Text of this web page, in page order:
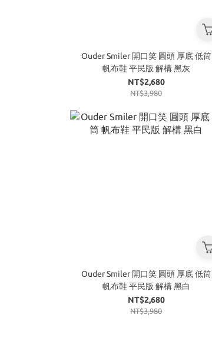
Ouder Smiler 開口笑 圓頭 厚底 低筒
帆布鞋 平民版 解構 黑灰
NT$2,680
NT$3,980
Ouder Smiler 開口笑 圓頭 厚底 低筒
帆布鞋 平民版 解構 黑白
NT$2,680
NT$3,980